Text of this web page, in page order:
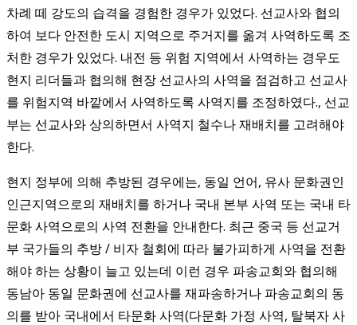
차례 떼 강도의 습격을 경험한 경우가 있었다. 선교사와 협의
하여 보다 안전한 도시 지역으로 주거지를 옮겨 사역하도록 조
처한 경우가 있었다. 내전 등 위험 지역에서 사역하는 경우도
현지 리더들과 협의해 현장 선교사의 사역을 점검하고 선교사
를 위험지역 바깥에서 사역하도록 사역지를 조정하였다., 선교
부는 선교사와 상의하면서 사역지 철수나 재배치를 고려해야
한다.
현지 정부에 의해 추방된 경우에는, 동일 언어, 유사 문화권인
인근지역으로의 재배치를 하거나 국내 본부 사역 또는 국내 타
문화 사역으로의 사역 전환을 안내한다. 최근 중국 등 선교거
부 국가들의 추방 / 비자 철회에 따라 불가피하게 사역을 전환
해야 하는 상황이 늘고 있는데 이런 경우 파송교회와 협의해
동남아 동일 문화권에 선교사를 재파송하거나 파송교회의 동
의를 받아 국내에서 타문화 사역(다문화 가정 사역, 탈북자 사